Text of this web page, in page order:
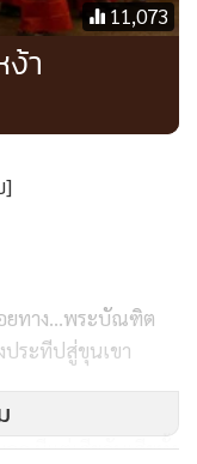
ดของคณะแพทย์ใน
งปัจจุบันอายุ ๑๗ ปี
ามากจนไม่สามารถ
ห้เครือข่ายผู้เสียหาย
ต่คือความเป็นธรรม
งคับใช้พระราช
าธารณสุข อย่าง
หว่างแพทย์และคนไข้
สังคมไทย และการนำ
ล่าวไปใช้ในทุก
11,073
า
]
ยทาง…พระบัณฑิต
ประทีปสู่ขุนเขา
ก มีแต่เสียกับเสียทั้ง